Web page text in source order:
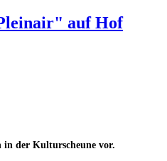
auf Hof
in der Kulturscheune vor.